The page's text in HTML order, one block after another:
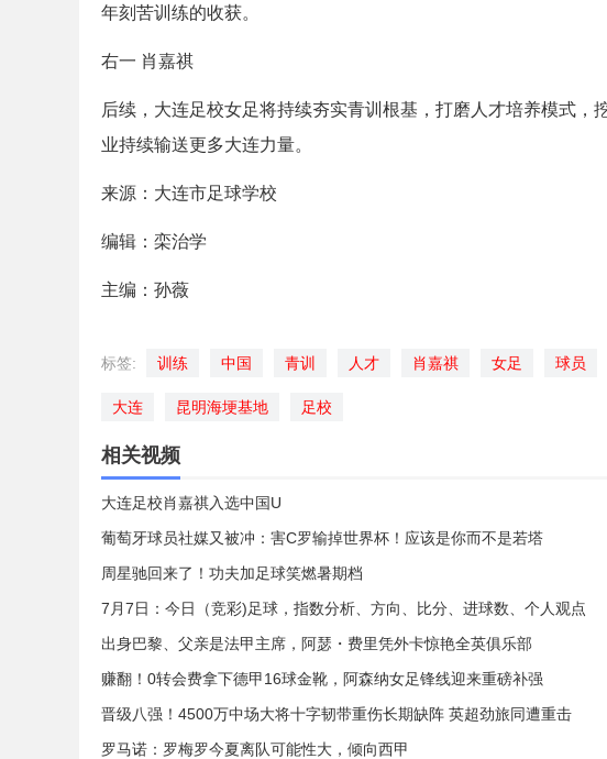
年刻苦训练的收获。
右一 肖嘉祺
后续，大连足校女足将持续夯实青训根基，打磨人才培养模式，
业持续输送更多大连力量。
来源：大连市足球学校
编辑：栾治学
主编：孙薇
标签: 训练 中国 青训 人才 肖嘉祺 女足 球员
大连 昆明海埂基地 足校
相关视频
大连足校肖嘉祺入选中国U
葡萄牙球员社媒又被冲：害C罗输掉世界杯！应该是你而不是若塔
周星驰回来了！功夫加足球笑燃暑期档
7月7日：今日（竞彩)足球，指数分析、方向、比分、进球数、个人观点
出身巴黎、父亲是法甲主席，阿瑟・费里凭外卡惊艳全英俱乐部
赚翻！0转会费拿下德甲16球金靴，阿森纳女足锋线迎来重磅补强
晋级八强！4500万中场大将十字韧带重伤长期缺阵 英超劲旅同遭重击
罗马诺：罗梅罗今夏离队可能性大，倾向西甲